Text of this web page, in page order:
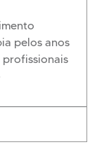
pelos anos